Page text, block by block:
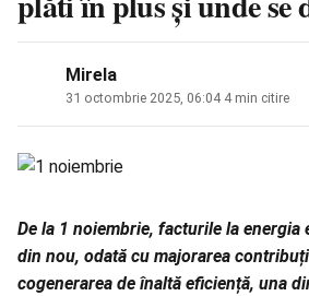
Mirela
31 octombrie 2025, 06:04· 4 min citire
De la 1 noiembrie, facturile la energia
din nou, odată cu majorarea
cogenerarea de înaltă eficiență, una